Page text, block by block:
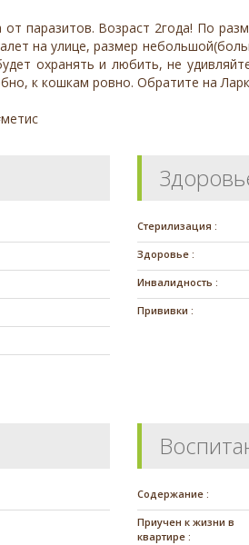
паразитов. Возраст 2года! По
на улице, размер
охранять и любить, не
к кошкам ровно. Обратите на
Стерилизация :
Здоровье :
Инвалидность :
Прививки :
Содержание :
Приучен к жизни в
квартире :